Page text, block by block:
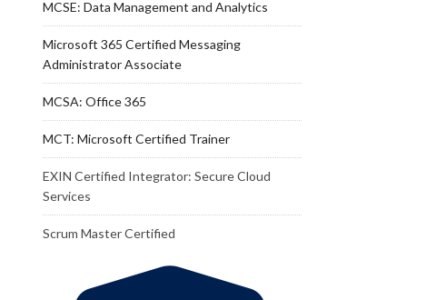
MCSE: Data Management and Analytics
Microsoft 365 Certified Messaging
Administrator Associate
MCSA: Office 365
MCT: Microsoft Certified Trainer
EXIN Certified Integrator: Secure Cloud
Services
Scrum Master Certified